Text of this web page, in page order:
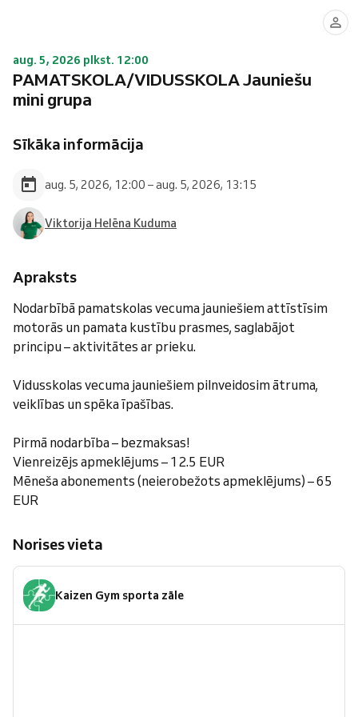
aug. 5, 2026 plkst. 12:00
PAMATSKOLA/VIDUSSKOLA Jauniešu
mini grupa
Sīkāka informācija
aug. 5, 2026, 12:00 – aug. 5, 2026, 13:15
Viktorija Helēna Kuduma
Apraksts
Nodarbībā pamatskolas vecuma jauniešiem attīstīsim
motorās un pamata kustību prasmes, saglabājot
principu – aktivitātes ar prieku.
Vidusskolas vecuma jauniešiem pilnveidosim ātruma,
veiklības un spēka īpašības.
Pirmā nodarbība – bezmaksas!
Vienreizējs apmeklējums – 12.5 EUR
Mēneša abonements (neierobežots apmeklējums) – 65
EUR
Norises vieta
Kaizen Gym sporta zāle